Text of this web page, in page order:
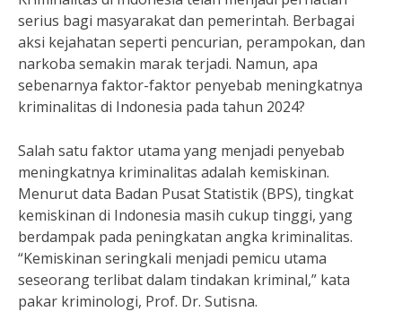
serius bagi masyarakat dan pemerintah. Berbagai
aksi kejahatan seperti pencurian, perampokan, dan
narkoba semakin marak terjadi. Namun, apa
sebenarnya faktor-faktor penyebab meningkatnya
kriminalitas di Indonesia pada tahun 2024?
Salah satu faktor utama yang menjadi penyebab
meningkatnya kriminalitas adalah kemiskinan.
Menurut data Badan Pusat Statistik (BPS), tingkat
kemiskinan di Indonesia masih cukup tinggi, yang
berdampak pada peningkatan angka kriminalitas.
“Kemiskinan seringkali menjadi pemicu utama
seseorang terlibat dalam tindakan kriminal,” kata
pakar kriminologi, Prof. Dr. Sutisna.